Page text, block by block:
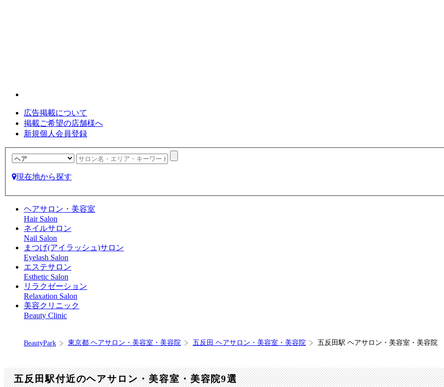
広告掲載について
掲載ご希望の店舗様へ
新規個人会員登録
現在地から探す
ヘアサロン・美容室
Hair Salon
ネイルサロン
Nail Salon
まつげ(アイラッシュ)サロン
Eyelash Salon
エステサロン
Esthetic Salon
リラクゼーション
Relaxation Salon
美容クリニック
Beauty Clinic
BeautyPark 東京都 ヘアサロン・美容室・美容院 五反田 ヘアサロン・美容室・美容院 五反田駅 ヘアサロン・美容室・美容院
五反田駅付近のヘアサロン・美容室・美容院9選